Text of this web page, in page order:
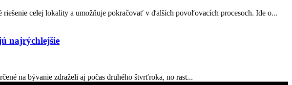
celej lokality a umožňuje pokračovať v ďalších povoľovacích procesoch. Ide o...
najrýchlejšie
na bývanie zdraželi aj počas druhého štvrťroka, no rast...